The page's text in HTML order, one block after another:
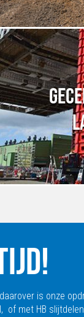
is onze
of met HB